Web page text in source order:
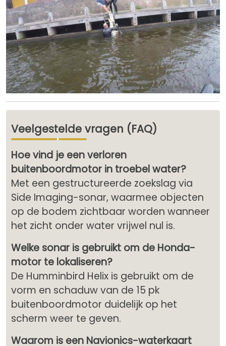
Veelgestelde vragen (FAQ)
Hoe vind je een verloren
buitenboordmotor in troebel water?
Met een gestructureerde zoekslag via
Side Imaging-sonar, waarmee objecten
op de bodem zichtbaar worden wanneer
het zicht onder water vrijwel nul is.
Welke sonar is gebruikt om de Honda-
motor te lokaliseren?
De Humminbird Helix is gebruikt om de
vorm en schaduw van de 15 pk
buitenboordmotor duidelijk op het
scherm weer te geven.
Waarom is een Navionics-waterkaart